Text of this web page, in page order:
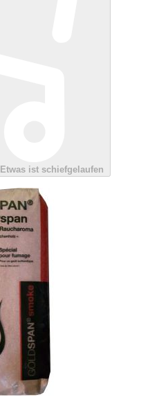
Etwas ist schiefgelaufen